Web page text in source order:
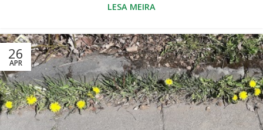
LESA MEIRA
26
APR